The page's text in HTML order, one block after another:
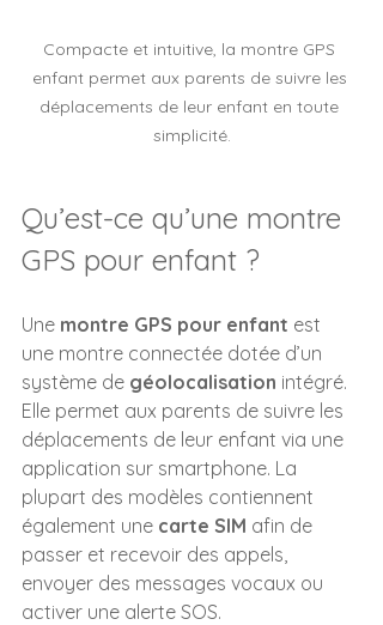
Compacte et intuitive, la montre GPS
enfant permet aux parents de suivre les
déplacements de leur enfant en toute
simplicité.
Qu’est-ce qu’une montre
GPS pour enfant ?
Une montre GPS pour enfant est
une montre connectée dotée d’un
système de géolocalisation intégré.
Elle permet aux parents de suivre les
déplacements de leur enfant via une
application sur smartphone. La
plupart des modèles contiennent
également une carte SIM afin de
passer et recevoir des appels,
envoyer des messages vocaux ou
activer une alerte SOS.